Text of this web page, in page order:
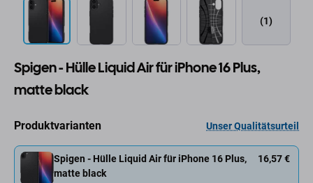
(1)
Spigen - Hülle Liquid Air für iPhone 16 Plus,
matte black
Produktvarianten Unser Qualitätsurteil
Spigen - Hülle Liquid Air für iPhone 16 Plus,
matte black
16,57 €